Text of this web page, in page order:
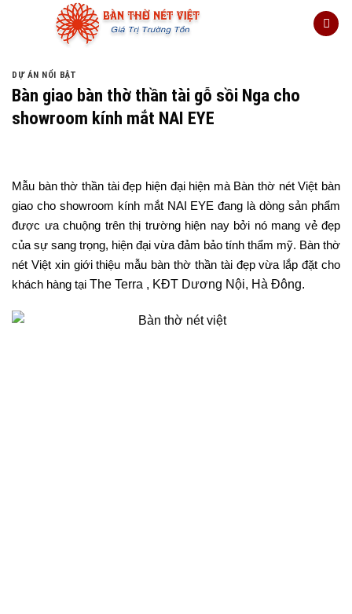
DỰ ÁN NỔI BẬT
Bàn giao bàn thờ thần tài gỗ sồi Nga cho
showroom kính mắt NAI EYE
Mẫu bàn thờ thần tài đẹp hiện đại hiện mà Bàn thờ nét Việt bàn
giao cho showroom kính mắt NAI EYE đang là dòng sản phẩm
được ưa chuộng trên thị trường hiện nay bởi nó mang vẻ đẹp
của sự sang trọng, hiện đại vừa đảm bảo tính thẩm mỹ. Bàn thờ
nét Việt xin giới thiệu mẫu bàn thờ thần tài đẹp vừa lắp đặt cho
khách hàng tại The Terra , KĐT Dương Nội, Hà Đông.